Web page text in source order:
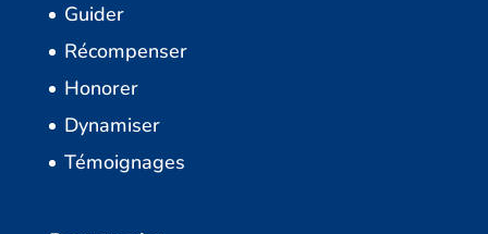
Guider
Récompenser
Honorer
Dynamiser
Témoignages